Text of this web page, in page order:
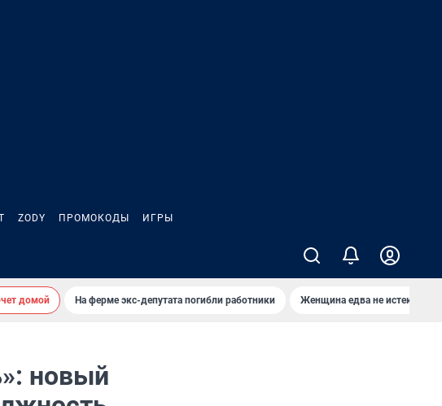
ZODY ПРОМОКОДЫ ИГРЫ
домой На ферме экс-депутата погибли работники Женщина едва не истекла
новый